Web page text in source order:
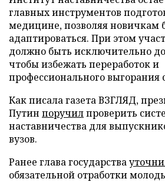
главных инструментов
медицине, позволяя новичкам
адаптироваться. При этом
должно быть исключительно
чтобы избежать переработок и
профессионального выгорания
Как писала газета ВЗГЛЯД,
Путин поручилпроверить
наставничества для
вузов.
Ранее глава государства
обязательной отработки